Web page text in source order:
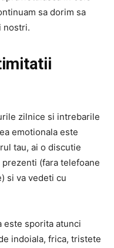
sa dorim sa
nostri.
zilnice si intrebarile
emotionala este
tau, ai o discutie
(fara telefoane
si va vedeti cu
este sporita atunci
indoiala, frica, tristete